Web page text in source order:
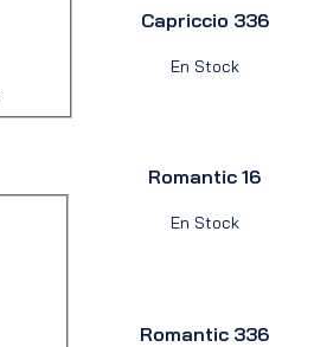
Capriccio 336
En Stock
Romantic 16
En Stock
Romantic 336